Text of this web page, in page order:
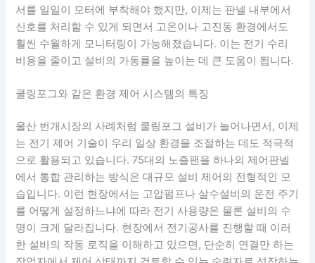
서를 일일이 모터에 부착해야 했지만, 이제는 판넬 내부에서
신호를 처리할 수 있게 되면서 고온이나 고진동 환경에서도
훨씬 수월하게 모니터링이 가능해졌습니다. 이는 전기 수리
비용을 줄이고 설비의 가동률을 높이는 데 큰 도움이 됩니다.
쿨링포그와 같은 환경 제어 시스템의 특징
울산 번개시장의 사례처럼 쿨링포그 설비가 늘어나면서, 이제
는 전기 제어 기술이 우리 일상 환경을 조절하는 데도 적극적
으로 활용되고 있습니다. 75대의 노즐팬을 하나의 제어판넬
에서 통합 관리하는 방식은 대규모 설비 제어의 전형적인 모
습입니다. 이런 현장에서는 고압펌프나 살수설비의 운전 주기
를 어떻게 설정하느냐에 따라 전기 사용량은 물론 설비의 수
명이 크게 달라집니다. 현장에서 전기공사를 진행할 때 이러
한 설비의 작동 로직을 이해하고 있으면, 단순히 연결만 하는